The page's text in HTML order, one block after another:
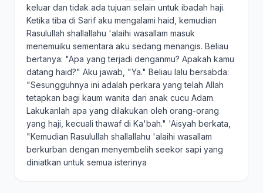
keluar dan tidak ada tujuan selain untuk ibadah haji.
Ketika tiba di Sarif aku mengalami haid, kemudian
Rasulullah shallallahu 'alaihi wasallam masuk
menemuiku sementara aku sedang menangis. Beliau
bertanya: "Apa yang terjadi denganmu? Apakah kamu
datang haid?" Aku jawab, "Ya." Beliau lalu bersabda:
"Sesungguhnya ini adalah perkara yang telah Allah
tetapkan bagi kaum wanita dari anak cucu Adam.
Lakukanlah apa yang dilakukan oleh orang-orang
yang haji, kecuali thawaf di Ka'bah." 'Aisyah berkata,
"Kemudian Rasulullah shallallahu 'alaihi wasallam
berkurban dengan menyembelih seekor sapi yang
diniatkan untuk semua isterinya